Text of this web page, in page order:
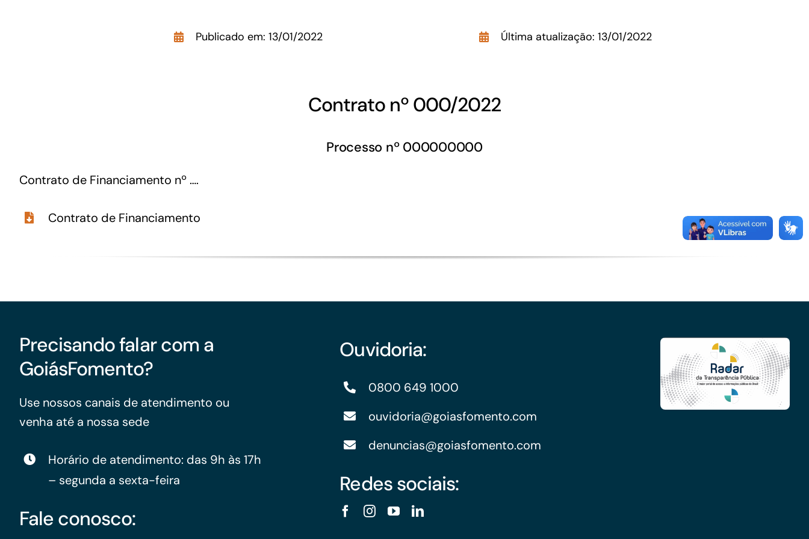
turismo
Repasse
Finep, FCO
Todas Linhas de Crédito
GoiásFomento
Publicado em: 13/01/2022 Última atualização: 13/01/2022
Contrato nº 000/2022
Processo nº 000000000
Contrato de Financiamento nº ….
Contrato de Financiamento
Precisando falar com a
GoiásFomento?
Use nossos canais de atendimento ou
venha até a nossa sede
Horário de atendimento: das 9h às 17h
– segunda a sexta-feira
Fale conosco:
Ouvidoria:
0800 649 1000
ouvidoria@goiasfomento.com
denuncias@goiasfomento.com
Redes sociais: